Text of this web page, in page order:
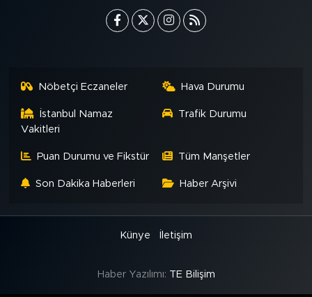
Nöbetçi Eczaneler Hava Durumu
İstanbul Namaz
Vakitleri
Trafik Durumu
Puan Durumu ve Fikstür Tüm Manşetler
Son Dakika Haberleri Haber Arşivi
Künye İletişim
Haber Yazılımı: TE Bilişim